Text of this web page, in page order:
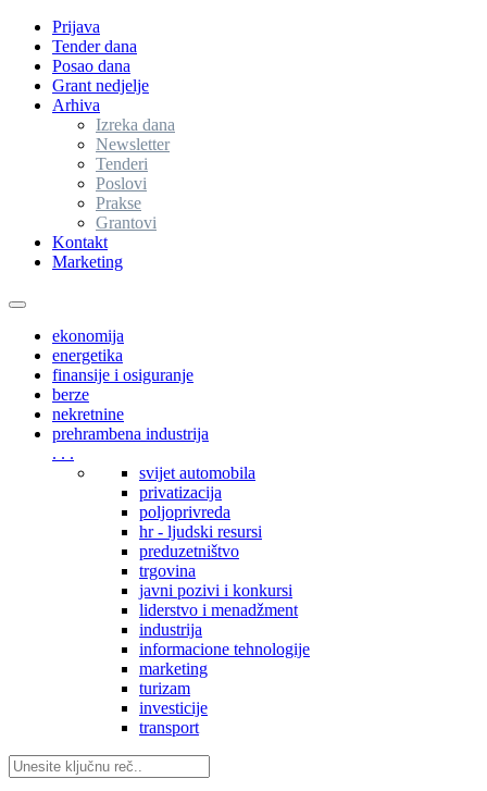
Prijava
Tender dana
Posao dana
Grant nedjelje
Arhiva
Izreka dana
Newsletter
Tenderi
Poslovi
Prakse
Grantovi
Kontakt
Marketing
Toggle
navigationekonomija
energetika
finansije i osiguranje
berze
nekretnine
prehrambena industrija
. . .
svijet automobila
privatizacija
poljoprivreda
hr - ljudski resursi
preduzetništvo
trgovina
javni pozivi i konkursi
liderstvo i menadžment
industrija
informacione tehnologije
marketing
turizam
investicije
transport